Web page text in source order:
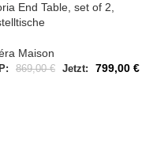
End Table, set of 2,
Maison
869,00€ Jetzt: 799,00 €